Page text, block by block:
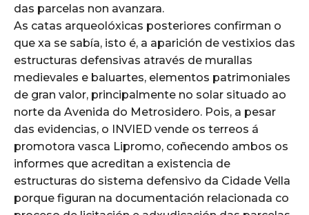
das parcelas non avanzara.
As catas arqueolóxicas posteriores confirman o
que xa se sabía, isto é, a aparición de vestixios das
estructuras defensivas através de murallas
medievales e baluartes, elementos patrimoniales
de gran valor, principalmente no solar situado ao
norte da Avenida do Metrosidero. Pois, a pesar
das evidencias, o INVIED vende os terreos á
promotora vasca Lipromo, coñecendo ambos os
informes que acreditan a existencia de
estructuras do sistema defensivo da Cidade Vella
porque figuran na documentación relacionada co